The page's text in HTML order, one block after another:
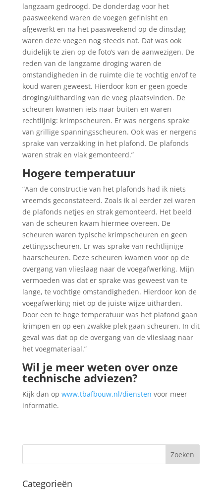
langzaam gedroogd. De donderdag voor het
paasweekend waren de voegen gefinisht en
afgewerkt en na het paasweekend op de dinsdag
waren deze voegen nog steeds nat. Dat was ook
duidelijk te zien op de foto’s van de aanwezigen. De
reden van de langzame droging waren de
omstandigheden in de ruimte die te vochtig en/of te
koud waren geweest. Hierdoor kon er geen goede
droging/uitharding van de voeg plaatsvinden. De
scheuren kwamen iets naar buiten en waren
rechtlijnig: krimpscheuren. Er was nergens sprake
van grillige spanningsscheuren. Ook was er nergens
sprake van verzakking in het plafond. De plafonds
waren strak en vlak gemonteerd.”
Hogere temperatuur
“Aan de constructie van het plafonds had ik niets
vreemds geconstateerd. Zoals ik al eerder zei waren
de plafonds netjes en strak gemonteerd. Het beeld
van de scheuren kwam hiermee overeen. De
scheuren waren typische krimpscheuren en geen
zettingsscheuren. Er was sprake van rechtlijnige
haarscheuren. Deze scheuren kwamen voor op de
overgang van vlieslaag naar de voegafwerking. Mijn
vermoeden was dat er sprake was geweest van te
lange, te vochtige omstandigheden. Hierdoor kon de
voegafwerking niet op de juiste wijze uitharden.
Door een te hoge temperatuur was het plafond gaan
krimpen en op een zwakke plek gaan scheuren. In dit
geval was dat op de overgang van de vlieslaag naar
het voegmateriaal.”
Wil je meer weten over onze
technische adviezen?
Kijk dan op www.tbafbouw.nl/diensten voor meer
informatie.
Categorieën